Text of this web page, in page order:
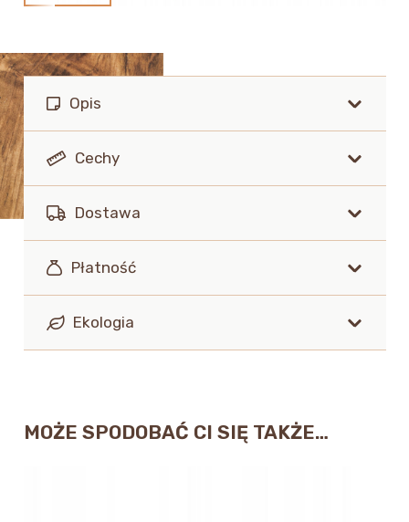
Opis
Cechy
Dostawa
Płatność
Ekologia
MOŻE SPODOBAĆ CI SIĘ TAKŻE…